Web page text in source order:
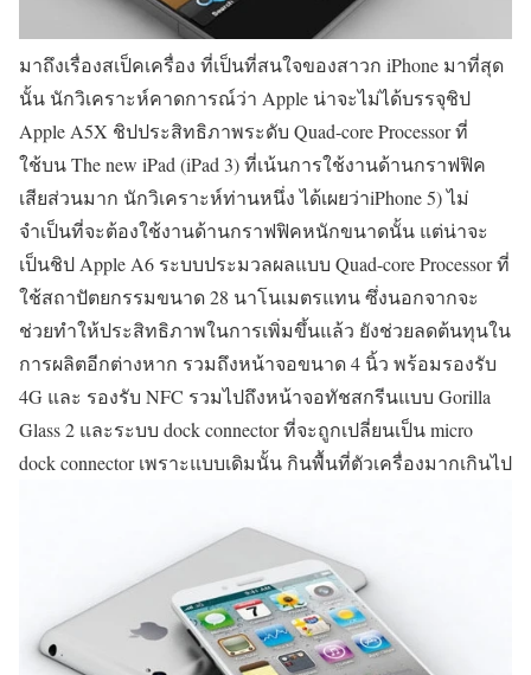
มาถึงเรื่องสเป็คเครื่อง ที่เป็นที่สนใจของสาวก iPhone มาที่สุด
นั้น นักวิเคราะห์คาดการณ์ว่า Apple น่าจะไม่ได้บรรจุชิป
Apple A5X ชิปประสิทธิภาพระดับ Quad-core Processor ที่
ใช้บน The new iPad (iPad 3) ที่เน้นการใช้งานด้านกราฟฟิค
เสียส่วนมาก นักวิเคราะห์ท่านหนึ่ง ได้เผยว่าiPhone 5) ไม่
จำเป็นที่จะต้องใช้งานด้านกราฟฟิคหนักขนาดนั้น แต่น่าจะ
เป็นชิป Apple A6 ระบบประมวลผลแบบ Quad-core Processor ที่
ใช้สถาปัตยกรรมขนาด 28 นาโนเมตรแทน ซึ่งนอกจากจะ
ช่วยทำให้ประสิทธิภาพในการเพิ่มขึ้นแล้ว ยังช่วยลดต้นทุนใน
การผลิตอีกต่างหาก รวมถึงหน้าจอขนาด 4 นิ้ว พร้อมรองรับ
4G และ รองรับ NFC รวมไปถึงหน้าจอทัชสกรีนแบบ Gorilla
Glass 2 และระบบ dock connector ที่จะถูกเปลี่ยนเป็น micro
dock connector เพราะแบบเดิมนั้น กินพื้นที่ตัวเครื่องมากเกินไป